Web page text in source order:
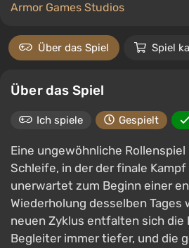
Armor Games Studios
Über das Spiel Spiel
Über das Spiel
Ich spiele Gespielt
Eine ungewöhnliche
Schleife, in der der finale Kampf
unerwartet zum Beginn einer
Wiederholung desselben Tages
neuen Zyklus entfalten sich die
Begleiter immer tiefer, und die